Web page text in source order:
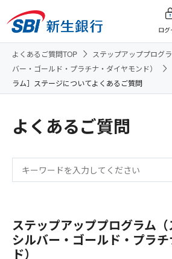
ログ
よくあるご質問TOP
ステップアッププログ
バー・ゴールド・プラチナ・ダイヤモンド）
ラム］ステージについてよくあるご質問
よくあるご質問
ステップアッププログラム（
シルバー・ゴールド・プラ
ド）